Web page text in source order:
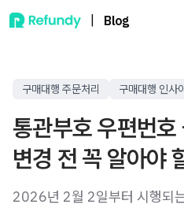
Blog
구매대행 주문처리 구매대행 인사
통관부호 우편번
변경 전 꼭 알아야
2026년 2월 2일부터 시행되